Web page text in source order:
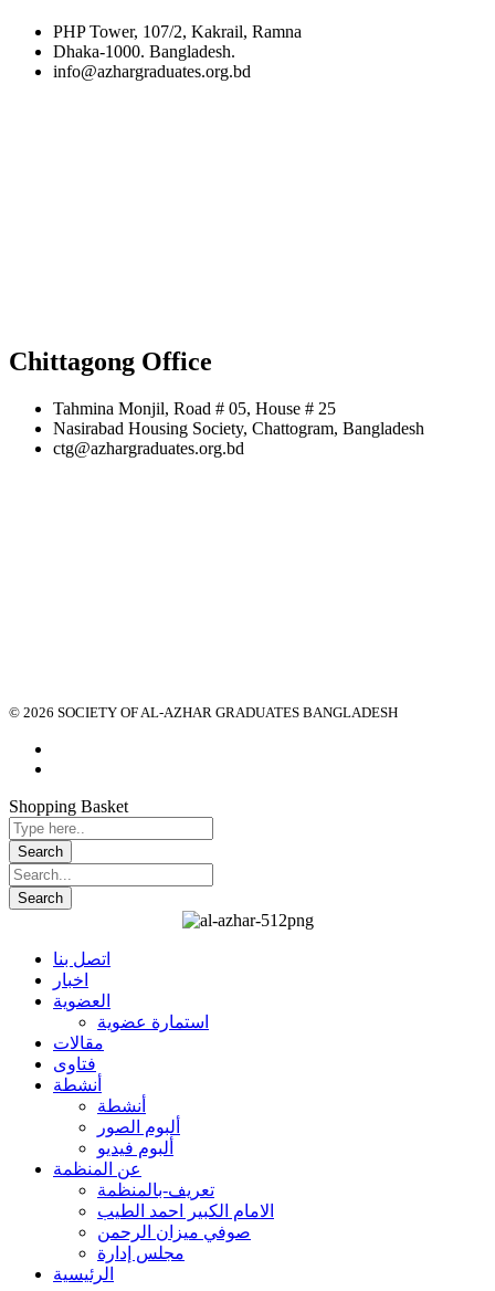
PHP Tower, 107/2, Kakrail, Ramna
Dhaka-1000. Bangladesh.
info@azhargraduates.org.bd
Chittagong Office
Tahmina Monjil, Road # 05, House # 25
Nasirabad Housing Society, Chattogram, Bangladesh
ctg@azhargraduates.org.bd
© 2026 SOCIETY OF AL-AZHAR GRADUATES BANGLADESH
Shopping Basket
اتصل بنا
اخبار
العضوية
استمارة عضوية
مقالات
فتاوى
أنشطة
أنشطة
ألبوم الصور
ألبوم فيديو
عن المنظمة
تعريف-بالمنظمة
الامام الكبير احمد الطيب
صوفي ميزان الرحمن
مجلس إدارة
الرئيسية